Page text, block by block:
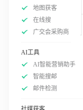
地图获客
在线搜
广交会采购商
AI工具
AI智能营销助手
智能搜邮
邮件检测